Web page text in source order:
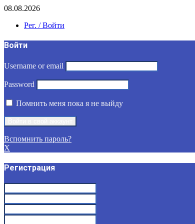
08.08.2026
Рег. / Войти
Войти
Username or email
Password
Помнить меня пока я не выйду
Вспомнить пароль?
X
Регистрация